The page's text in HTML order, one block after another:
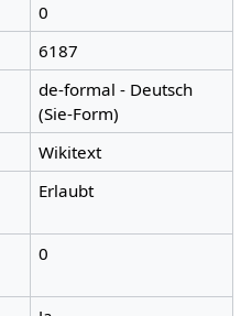
0
6187
de-formal - Deutsch
(Sie-Form)
Wikitext
Erlaubt
0